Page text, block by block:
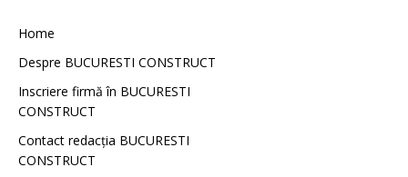
Home
Despre BUCURESTI CONSTRUCT
Inscriere firmă în BUCURESTI
CONSTRUCT
Contact redacţia BUCURESTI
CONSTRUCT